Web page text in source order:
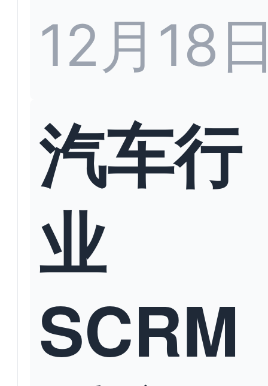
12月18
汽车行
业
SCRM